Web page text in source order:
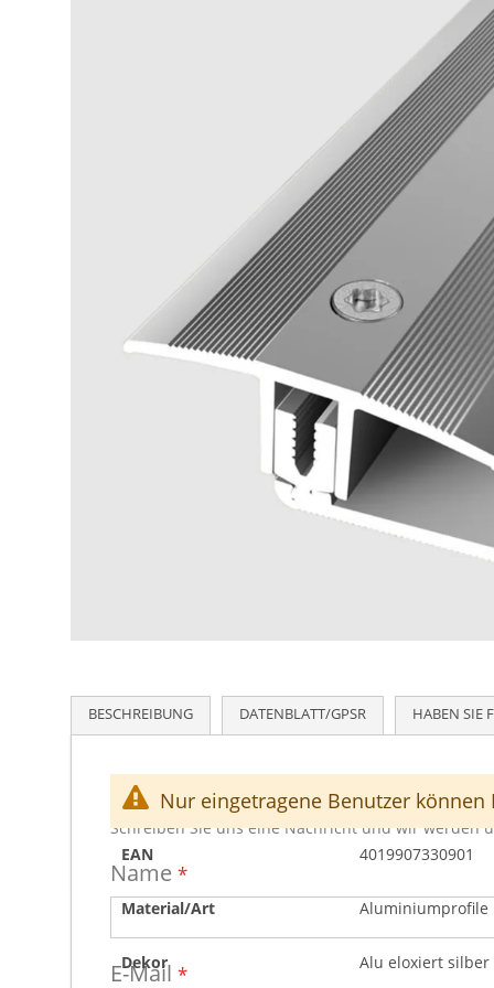
der
Bildergalerie
springen
BESCHREIBUNG
2-teiliges Profilsystem zum Schrauben, von 7 - 17
DATENBLATT/GPSR
Datenblatt/GPSR
Artikelnummer 49041000
EAN 4019907330901
Material/Art Aluminiumprofile
Dekor Alu eloxiert silber
Nur eingetragene Benutzer
HABEN SIE
SCHREIBEN SIE UNS
Schreiben Sie uns eine Nachricht und wir werden
Name
E-Mail